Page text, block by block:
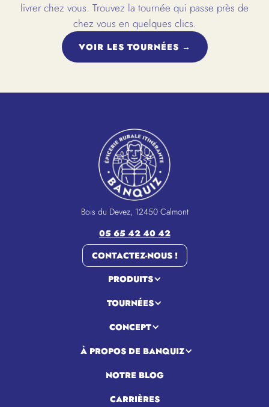
livrer chez vous. Trouvez la tournée qui passe près de
chez vous en quelques clics.
VOIR LES TOURNÉES →
Bois du Devez, 12450 Calmont
05 65 42 40 42
CONTACTEZ-NOUS !
PRODUITS
TOURNÉES
CONCEPT
À PROPOS DE BANQUIZ
NOTRE BLOG
CARRIÈRES